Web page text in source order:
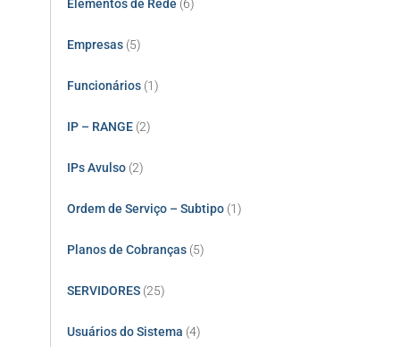
Elementos de Rede (6)
Empresas (5)
Funcionários (1)
IP – RANGE (2)
IPs Avulso (2)
Ordem de Serviço – Subtipo (1)
Planos de Cobranças (5)
SERVIDORES (25)
Usuários do Sistema (4)